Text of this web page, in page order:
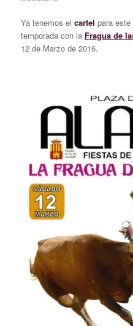
Ya tenemos el cartel para
temporada con la Fragua de
12 de Marzo de 2016.